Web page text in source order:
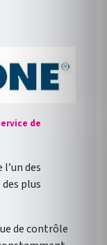
de
des
plus
de contrôle